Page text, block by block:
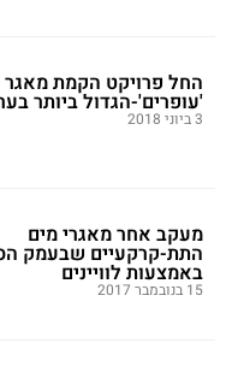
החל פרויקט הקמת מאגר
'עופרים'-הגדול ביותר
3 ביוני 2018
מעקב אחר מאגרי מים
התת-קרקעיים שבעמק
באמצעות לוויינים
15 בנובמבר 2017